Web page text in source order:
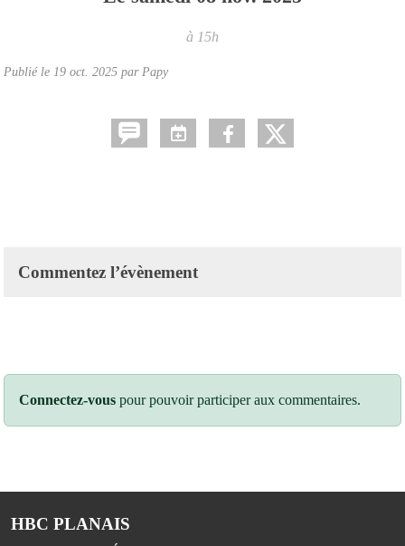
à 15h
Publié le 19 oct. 2025 par Papy
Commentez l’évènement
Connectez-vous pour pouvoir participer aux commentaires.
HBC PLANAIS